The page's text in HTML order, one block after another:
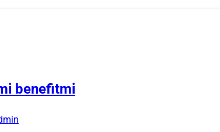
benefitmi